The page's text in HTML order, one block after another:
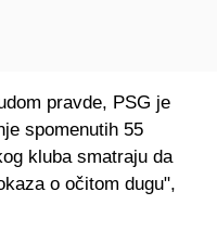
pravde, PSG je
spomenutih 55
kluba smatraju da
o očitom dugu",